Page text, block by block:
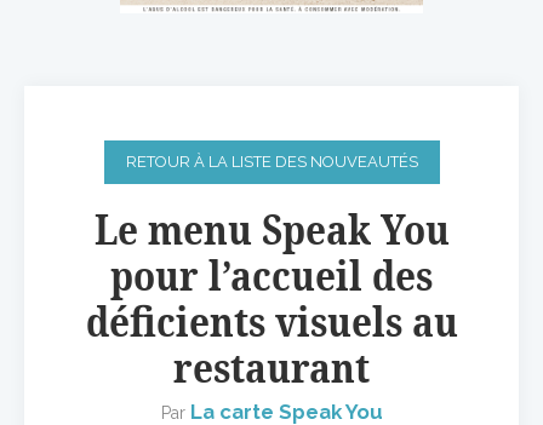
RETOUR À LA LISTE DES NOUVEAUTÉS
Le menu Speak You
pour l’accueil des
déficients visuels au
restaurant
Par La carte Speak You